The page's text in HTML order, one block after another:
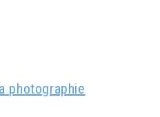
photographie